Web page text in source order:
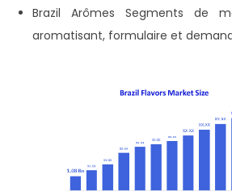
Brazil Arômes Segments de
aromatisant, formulaire et